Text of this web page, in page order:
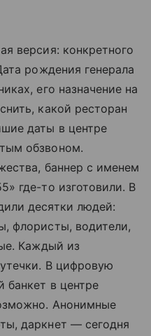
версия: конкретного
рождения генерала
его назначение на
какой ресторан
даты в центре
обзвоном.
баннер с именем
где-то изготовили. В
десятки людей:
флористы, водители,
Каждый из
В цифровую
банкет в центре
Анонимные
даркнет — сегодня